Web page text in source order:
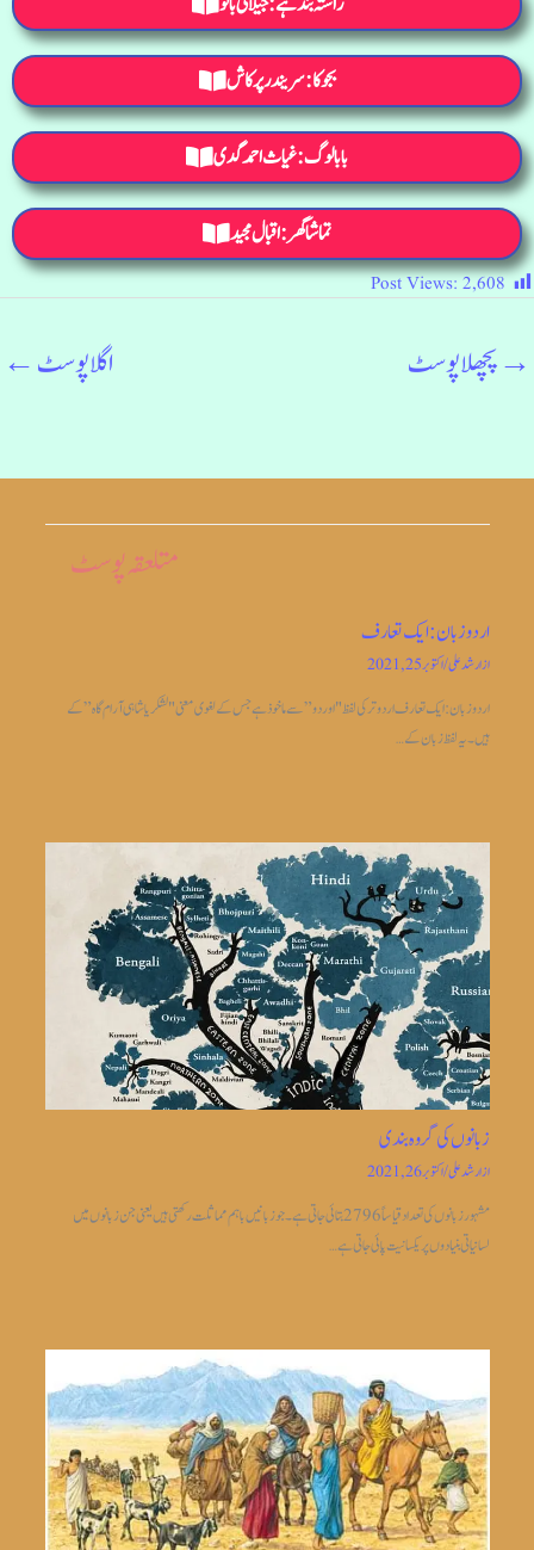
بجوکا: سریندر پرکاش
بابالوگ: غیاث احمد گدی
تماشا گھر: اقبال مجید
Post Views: 2,608
→پچھلا پوسٹ اگلا پوسٹ←
متلعقہ پوسٹ
اردو زبان: ایک تعارف
ازارشد علی/اکتوبر 25, 2021
اردو زبان: ایک تعارف اردو ترکی لفظ "اوردو” سے ماخوذ ہے جس کے لغوی معنی "لشکریا شاہی آرام گاہ” کے
ہیں۔ یہ لفظ زبان کے…
زبانوں کی گروہ بندی
ازارشد علی/اکتوبر 26, 2021
مشہور زبانوں کی تعداد قیاساً2796 بتائی جاتی ہے ۔جو زبانیں باہم مماثلت رکھتی ہیں یعنی جن زبانوں میں
لسانیاتی بنیادوں پر یکسانیت پائی جاتی ہے…